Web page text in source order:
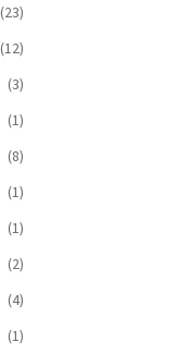
(23)
(12)
(3)
(1)
(8)
(1)
(1)
(2)
(4)
(1)